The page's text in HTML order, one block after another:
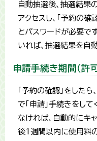
自動抽選後、抽選結果
アクセスし、「予約の確
とパスワードが必要で
いれば、抽選結果を自
申請手続き期間（許
「予約の確認」をした
で「申請」手続きをし
なければ、自動的にキ
後1週間以内に使用料